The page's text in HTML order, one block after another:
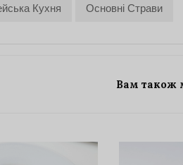
Кухня Основні Страви
Вам також